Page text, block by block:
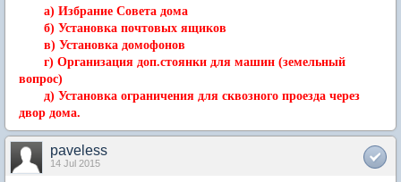
а) Избрание Совета дома
б) Установка почтовых ящиков
в) Установка домофонов
г) Организация доп.стоянки для машин (земельный
вопрос)
д) Установка ограничения для сквозного проезда через
двор дома.
paveless
14 Jul 2015